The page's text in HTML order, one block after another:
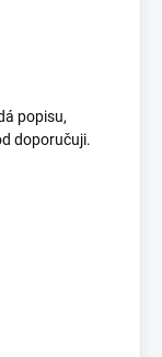
popisu,
doporučuji.